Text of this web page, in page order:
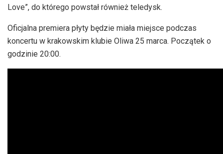
Love”, do którego powstał również teledysk.
Oficjalna premiera płyty będzie miała miejsce podczas
koncertu w krakowskim klubie Oliwa 25 marca. Początek o
godzinie 20:00.